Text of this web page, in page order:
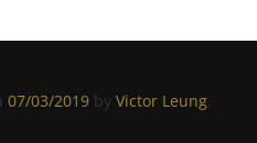
07/03/2019 by Victor Leung.